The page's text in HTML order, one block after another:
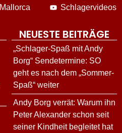
Mallorca
Schlagervideos
NEUESTE BEITRÄGE
„Schlager-Spaß mit Andy
Borg“ Sendetermine: SO
geht es nach dem „Sommer-
Spaß“ weiter
Andy Borg verrät: Warum ihn
Peter Alexander schon seit
seiner Kindheit begleitet hat